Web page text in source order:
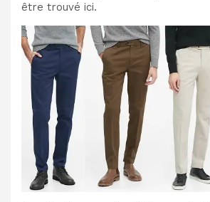
être trouvé ici.